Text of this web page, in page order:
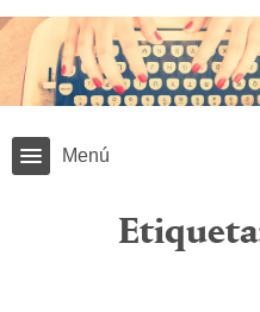
Menú